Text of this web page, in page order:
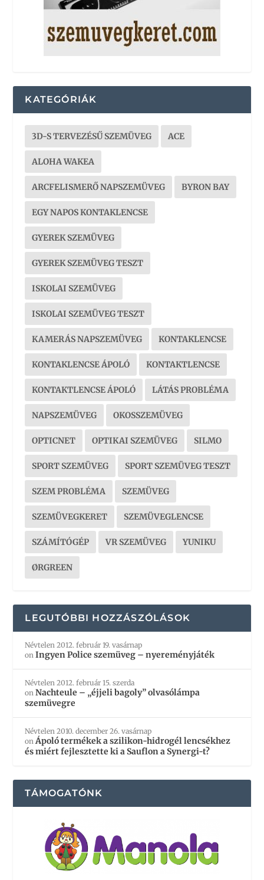
KATEGÓRIÁK
3D-S TERVEZÉSŰ SZEMÜVEG ACE
ALOHA WAKEA
ARCFELISMERŐ NAPSZEMÜVEG BYRON BAY
EGY NAPOS KONTAKLENCSE
GYEREK SZEMÜVEG
GYEREK SZEMÜVEG TESZT
ISKOLAI SZEMÜVEG
ISKOLAI SZEMÜVEG TESZT
KAMERÁS NAPSZEMÜVEG KONTAKLENCSE
KONTAKLENCSE ÁPOLÓ KONTAKTLENCSE
KONTAKTLENCSE ÁPOLÓ LÁTÁS PROBLÉMA
NAPSZEMÜVEG OKOSSZEMÜVEG
OPTICNET OPTIKAI SZEMÜVEG SILMO
SPORT SZEMÜVEG SPORT SZEMÜVEG TESZT
SZEM PROBLÉMA SZEMÜVEG
SZEMÜVEGKERET SZEMÜVEGLENCSE
SZÁMÍTÓGÉP VR SZEMÜVEG YUNIKU
ØRGREEN
LEGUTÓBBI HOZZÁSZÓLÁSOK
Névtelen 2012. február 19. vasárnap
onIngyen Police szemüveg – nyereményjáték
Névtelen 2012. február 15. szerda
onNachteule – „éjjeli bagoly” olvasólámpa
szemüvegre
Névtelen 2010. december 26. vasárnap
onÁpoló termékek a szilikon-hidrogél lencsékhez
és miért fejlesztette ki a Sauflon a Synergi-t?
TÁMOGATÓNK